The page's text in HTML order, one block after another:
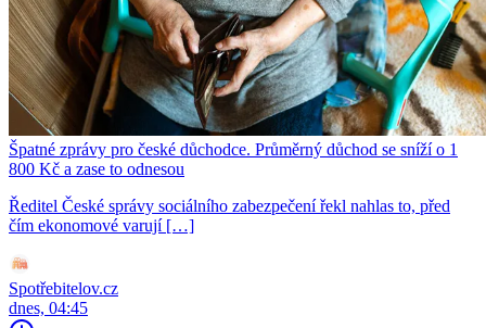
Špatné zprávy pro české důchodce. Průměrný důchod se sníží o 1
800 Kč a zase to odnesou
Ředitel České správy sociálního zabezpečení řekl nahlas to, před
čím ekonomové varují […]
Spotřebitelov.cz
dnes, 04:45